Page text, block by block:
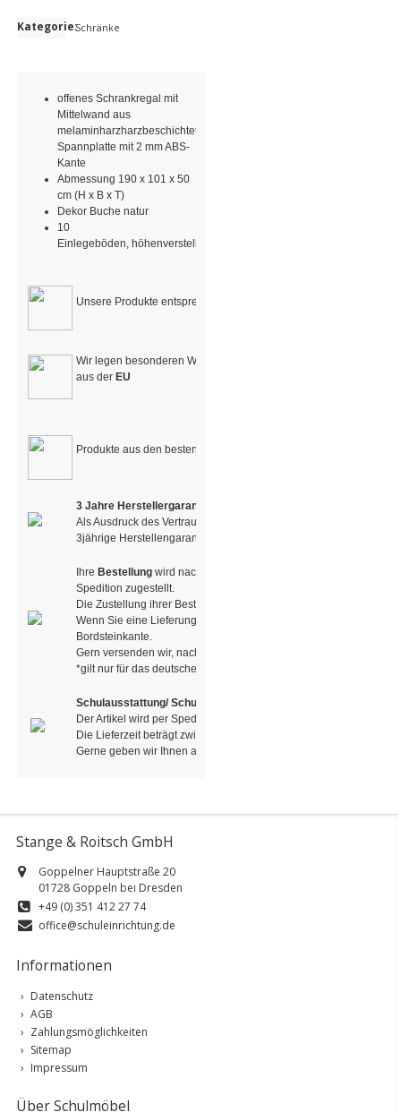
Kategorie:Schränke
offenes Schrankregal mit
Mittelwand aus
melaminharzharzbeschichtete
Spannplatte mit 2 mm ABS-
Kante
Abmessung 190 x 101 x 50
cm (H x B x T)
Dekor Buche natur
10
Einlegeböden, höhenverstellbar
Unsere Produkte entsprechen den
Wir legen besonderen Wert auf den Bezug und die Verarbeitung
aus der EU
Produkte aus den besten Materialien der
3 Jahre Herstellergarantie
Als Ausdruck des Vertrauens in die Qualität unserer Produkte
3jährige Herstellengarantie entschieden
Ihre Bestellungwird nach Erhalt der Versandbestätigung mit dem
Spedition zugestellt.
Die Zustellung ihrer Bestellung erfolgt zu Ihrer Haustür.
Wenn Sie eine Lieferung per Spedition erhalten, erfolgt die
Bordsteinkante.
Gern versenden wir, nach Absprache, auch in andere Länder.
*gilt nur für das deutsche Festland. Bei Belieferung auf Inseln
Schulausstattung/ Schulmöbel
Der Artikel wird per Spedition / LKW geliefert.
Die Lieferzeit beträgt zwischen 6-8 Wochen, in der Regel jedoch
Gerne geben wir Ihnen auf Anfrage eine genau Auskunft!
Stange & Roitsch GmbH
Goppelner Hauptstraße 20
01728 Goppeln bei Dresden
+49 (0) 351 412 27 74
office@schuleinrichtung.de
Informationen
Datenschutz
AGB
Zahlungsmöglichkeiten
Sitemap
Impressum
Über Schulmöbel